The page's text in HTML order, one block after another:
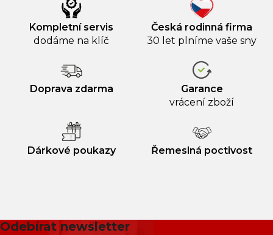
Kompletní servis
dodáme na klíč
Česká rodinná firma
30 let plníme vaše sny
Doprava zdarma
Garance
vrácení zboží
Dárkové poukazy Řemeslná poctivost
Odebírat newsletter